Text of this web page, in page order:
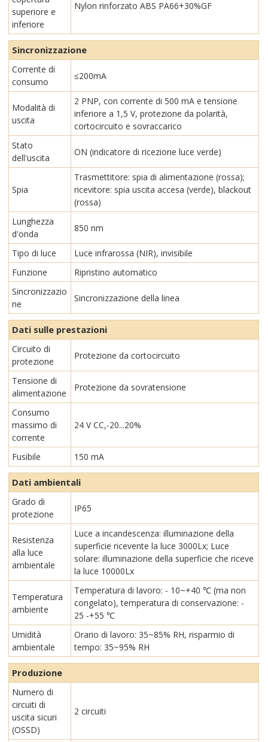
superiore e
inferiore
Nylon rinforzato ABS PA66+30%GF
Sincronizzazione
Corrente di
consumo
≤200mA
Modalità di
uscita
2 PNP, con corrente di 500 mA e tensione
inferiore a 1,5 V, protezione da polarità,
cortocircuito e sovraccarico
Stato
dell'uscita
ON (indicatore di ricezione luce verde)
Spia
Trasmettitore: spia di alimentazione (rossa);
ricevitore: spia uscita accesa (verde), blackout
(rossa)
Lunghezza
d'onda
850 nm
Tipo di luce
Luce infrarossa (NIR), invisibile
Funzione
Ripristino automatico
Sincronizzazio
ne
Sincronizzazione della linea
Dati sulle prestazioni
Circuito di
protezione
Protezione da cortocircuito
Tensione di
alimentazione
Protezione da sovratensione
Consumo
massimo di
corrente
24 V CC,-20...20%
Fusibile 150 mA
Dati ambientali
Grado di
protezione
IP65
Resistenza
alla luce
ambientale
Luce a incandescenza: illuminazione della
superficie ricevente la luce 3000Lx; Luce
solare: illuminazione della superficie che riceve
la luce 10000Lx
Temperatura
ambiente
Temperatura di lavoro: - 10~+40 ℃ (ma non
congelato), temperatura di conservazione: -
25 -+55 ℃
Umidità
ambientale
Orario di lavoro: 35~85% RH, risparmio di
tempo: 35~95% RH
Produzione
Numero di
circuiti di
uscita sicuri
(OSSD)
2 circuiti